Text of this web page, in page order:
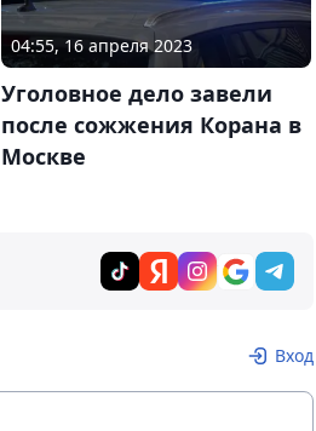
04:55, 16 апреля 2023
Уголовное дело завели
после сожжения Корана в
Москве
Вход